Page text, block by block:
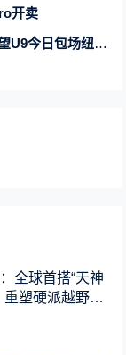
开卖
日包场纽北跑圈
全球首搭“天神
重塑硬派越野新